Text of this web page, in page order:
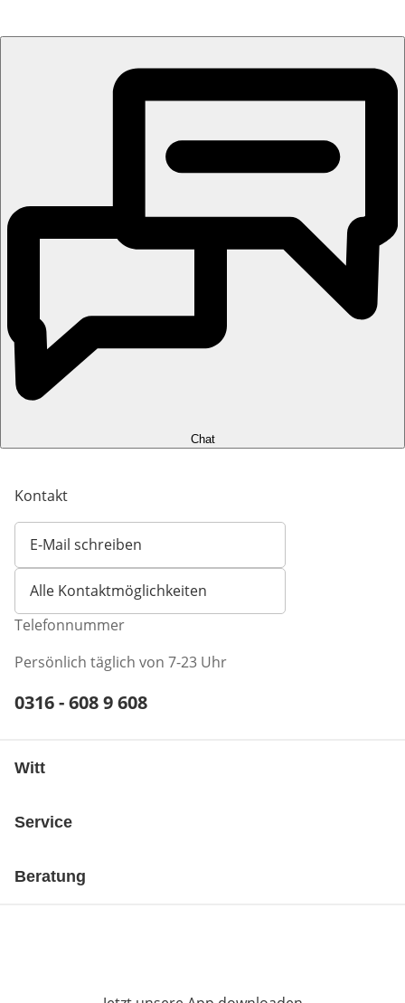
Chat
Kontakt
E-Mail schreiben
Öffnet E-Mail-Client
Alle Kontaktmöglichkeiten
Telefonnummer
Persönlich täglich von 7-23 Uhr
Telefonnummer:
0316 - 608 9 608
Witt
Service
Beratung